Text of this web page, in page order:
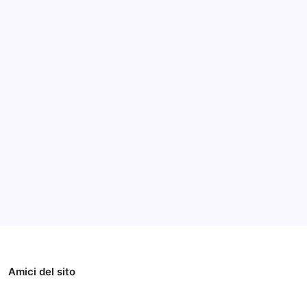
Amici del sito